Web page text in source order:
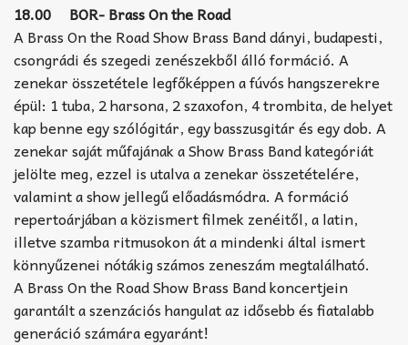
18.00 BOR- Brass On the Road
A Brass On the Road Show Brass Band dányi, budapesti,
csongrádi és szegedi zenészekből álló formáció. A
zenekar összetétele legfőképpen a fúvós hangszerekre
épül: 1 tuba, 2 harsona, 2 szaxofon, 4 trombita, de helyet
kap benne egy szólógitár, egy basszusgitár és egy dob. A
zenekar saját műfajának a Show Brass Band kategóriát
jelölte meg, ezzel is utalva a zenekar összetételére,
valamint a show jellegű előadásmódra. A formáció
repertoárjában a közismert filmek zenéitől, a latin,
illetve szamba ritmusokon át a mindenki által ismert
könnyűzenei nótákig számos zeneszám megtalálható.
A Brass On the Road Show Brass Band koncertjein
garantált a szenzációs hangulat az idősebb és fiatalabb
generáció számára egyaránt!